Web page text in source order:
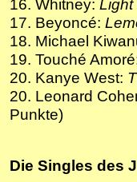
16. Whitney: Light
17. Beyoncé:
18. Michael
19. Touché
20. Kanye West:
20. Leonard
Punkte)
Die Singles des